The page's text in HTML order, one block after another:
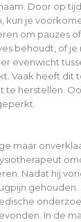
Door op
kun je
om pauzes
behoudt, of je
evenwicht
Vaak heeft dit
te herstellen.
maar
Nadat hij
gehouden.
In de